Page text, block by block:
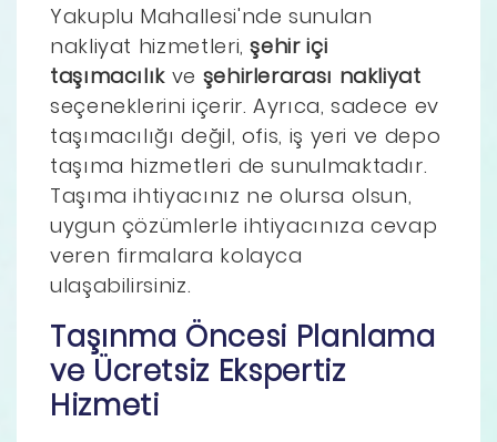
Yakuplu Mahallesi'nde sunulan
nakliyat hizmetleri,şehir içi
taşımacılık ve şehirlerarası nakliyat
seçeneklerini içerir. Ayrıca, sadece ev
taşımacılığı değil, ofis, iş yeri ve depo
taşıma hizmetleri de sunulmaktadır.
Taşıma ihtiyacınız ne olursa olsun,
uygun çözümlerle ihtiyacınıza cevap
veren firmalara kolayca
ulaşabilirsiniz.
Taşınma Öncesi Planlama
ve Ücretsiz Ekspertiz
Hizmeti